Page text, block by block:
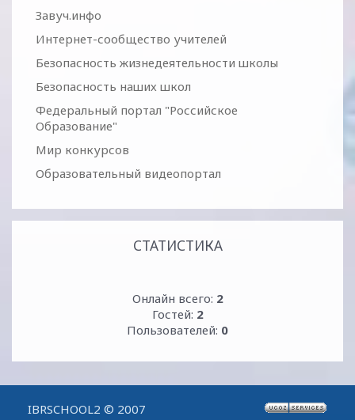
Завуч.инфо
Интернет-сообщество учителей
Безопасность жизнедеятельности школы
Безопасность наших школ
Федеральный портал "Российское
Образование"
Мир конкурсов
Образовательный видеопортал
СТАТИСТИКА
Онлайн всего: 2
Гостей: 2
Пользователей: 0
IBRSCHOOL2 © 2007